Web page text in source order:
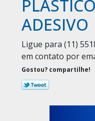
ADESIVO
Ligue para (11)
em contato por
Gostou? compartilhe!